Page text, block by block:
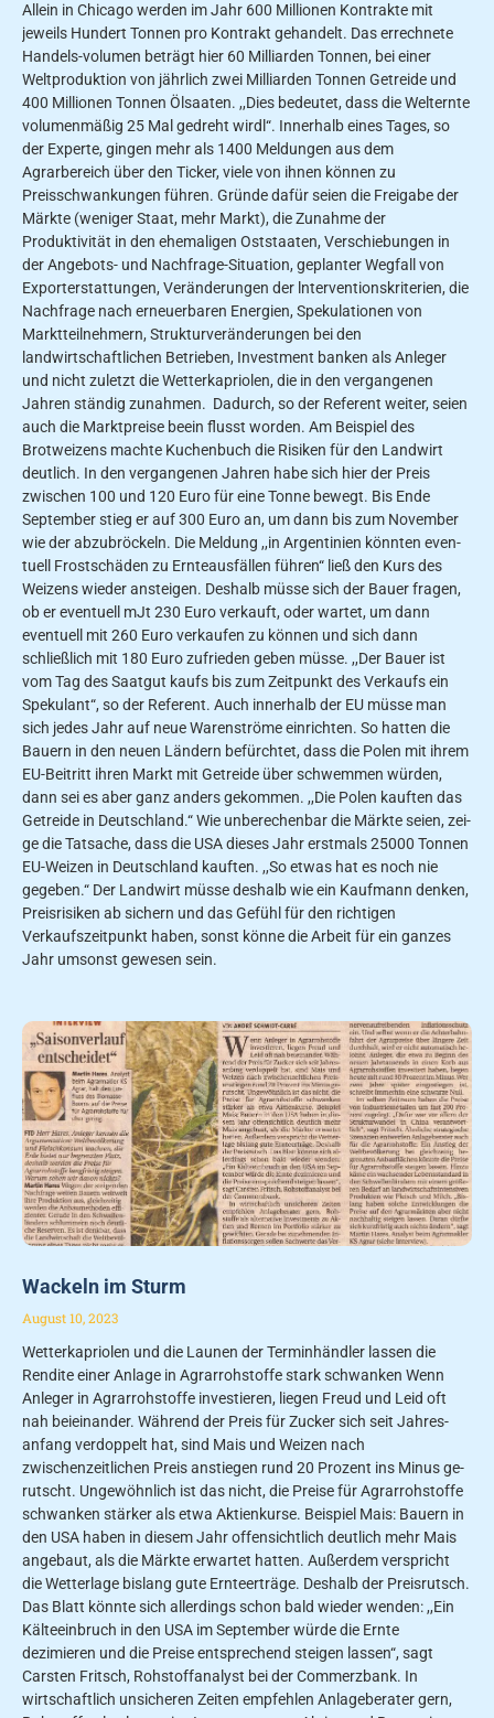
Allein in Chicago werden im Jahr 600 Millionen Kontrakte mit
jeweils Hundert Tonnen pro Kontrakt gehandelt. Das er­rechnete
Handels-volumen be­trägt hier 60 Milliarden Ton­nen, bei einer
Weltproduktion von jährlich zwei Milliarden Tonnen Getreide und
400 Mil­lionen Tonnen Ölsaaten. ,,Dies bedeutet, dass die Welternte
volumenmäßig 25 Mal gedreht wirdl“. Innerhalb eines Tages, so
der Experte, gingen mehr als 1400 Meldungen aus dem
Agrarbereich über den Ticker, viele von ihnen können zu
Preisschwankungen führen. Gründe dafür seien die Freigabe der
Märkte (weniger Staat, mehr Markt), die Zunahme der
Produktivität in den ehemali­gen Oststaaten, Verschiebun­gen in
der Angebots- und Nachfrage-Situation, geplanter Wegfall von
Exporterstattungen, Veränderungen der lnter­ventionskriterien, die
Nachfra­ge nach erneuerbaren Energien, Spekulationen von
Marktteil­nehmern, Strukturveränderungen bei den
landwirtschaftli­chen Betrieben, Investment­ banken als Anleger
und nicht zuletzt die Wetterkapriolen, die in den vergangenen
Jahren ständig zunahmen. Dadurch, so der Referent weiter, seien
auch die Marktpreise beein­ flusst worden. Am Beispiel des
Brotweizens machte Kuchenbuch die Risiken für den Landwirt
deutlich. In den vergangenen Jahren ha­be sich hier der Preis
zwischen 100 und 120 Euro für eine Ton­ne bewegt. Bis Ende
September stieg er auf 300 Euro an, um dann bis zum November
wie­ der abzubröckeln. Die Meldung ,,in Argentinien könnten even­
tuell Frostschäden zu Ernteaus­fällen führen“ ließ den Kurs des
Weizens wieder ansteigen. Des­halb müsse sich der Bauer fra­gen,
ob er eventuell mJt 230 Euro verkauft, oder wartet, um dann
eventuell mit 260 Euro verkaufen zu können und sich dann
schließlich mit 180 Euro zufrieden geben müsse. ,,Der Bauer ist
vom Tag des Saatgut­ kaufs bis zum Zeitpunkt des Verkaufs ein
Spekulant“, so der Referent. Auch innerhalb der EU müs­se man
sich jedes Jahr auf neue Warenströme einrichten. So hatten die
Bauern in den neu­en Ländern befürchtet, dass die Polen mit ihrem
EU-Beitritt ihren Markt mit Getreide über­ schwemmen würden,
dann sei es aber ganz anders gekommen. ,,Die Polen kauften das
Getrei­de in Deutschland.“ Wie unberechenbar die Märkte seien, zei­
ge die Tatsache, dass die USA dieses Jahr erstmals 25000 Tonnen
EU-Weizen in Deutschland kauften. ,,So etwas hat es noch nie
gegeben.“ Der Landwirt müsse deshalb wie ein Kauf­mann denken,
Preisrisiken ab­ sichern und das Gefühl für den richtigen
Verkaufszeitpunkt ha­ben, sonst könne die Arbeit für ein ganzes
Jahr umsonst gewe­sen sein.
Wackeln im Sturm
August 10, 2023
Wetterkapriolen und die Launen der Terminhändler lassen die
Rendite einer Anlage in Agrarrohstoffe stark schwanken Wenn
Anleger in Agrarrohstoffe investieren, liegen Freud und Leid oft
nah beieinander. Wäh­rend der Preis für Zucker sich seit Jahres­
anfang verdoppelt hat, sind Mais und Weizen nach
zwischenzeitlichen Preis­ anstiegen rund 20 Prozent ins Minus ge­
rutscht. Ungewöhnlich ist das nicht, die Preise für Agrarrohstoffe
schwanken stärker als etwa Aktienkurse. Beispiel Mais: Bauern in
den USA haben in die­sem Jahr offensichtlich deutlich mehr Mais
angebaut, als die Märkte erwartet hatten. Außerdem verspricht
die Wetterlage bislang gute Ernteerträge. Deshalb der Preisrutsch.
Das Blatt könnte sich allerdings schon bald wieder wenden: ,,Ein
Kälteeinbruch in den USA im Sep­tember würde die Ernte
dezimieren und die Preise entsprechend steigen lassen“, sagt
Carsten Fritsch, Rohstoffanalyst bei der Commerzbank. In
wirtschaftlich unsicheren Zeiten empfehlen Anlageberater gern,